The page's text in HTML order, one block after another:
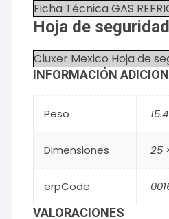
Ficha Técnica GAS
Hoja de seguridad
Cluxer Mexico Hoja de
INFORMACIÓN
Peso
Dimensiones 25
erpCode
VALORACIONES